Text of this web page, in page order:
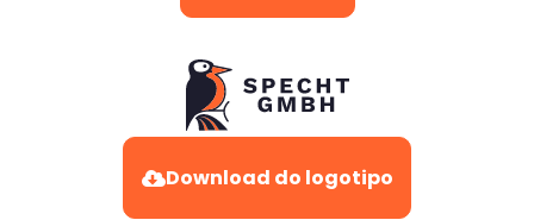
Download do logotipo